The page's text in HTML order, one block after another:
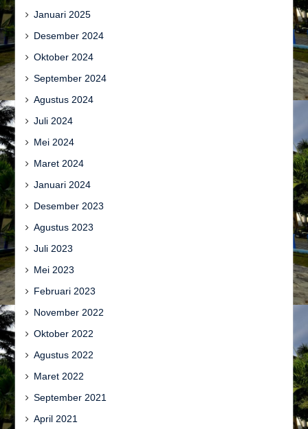
Januari 2025
Desember 2024
Oktober 2024
September 2024
Agustus 2024
Juli 2024
Mei 2024
Maret 2024
Januari 2024
Desember 2023
Agustus 2023
Juli 2023
Mei 2023
Februari 2023
November 2022
Oktober 2022
Agustus 2022
Maret 2022
September 2021
April 2021